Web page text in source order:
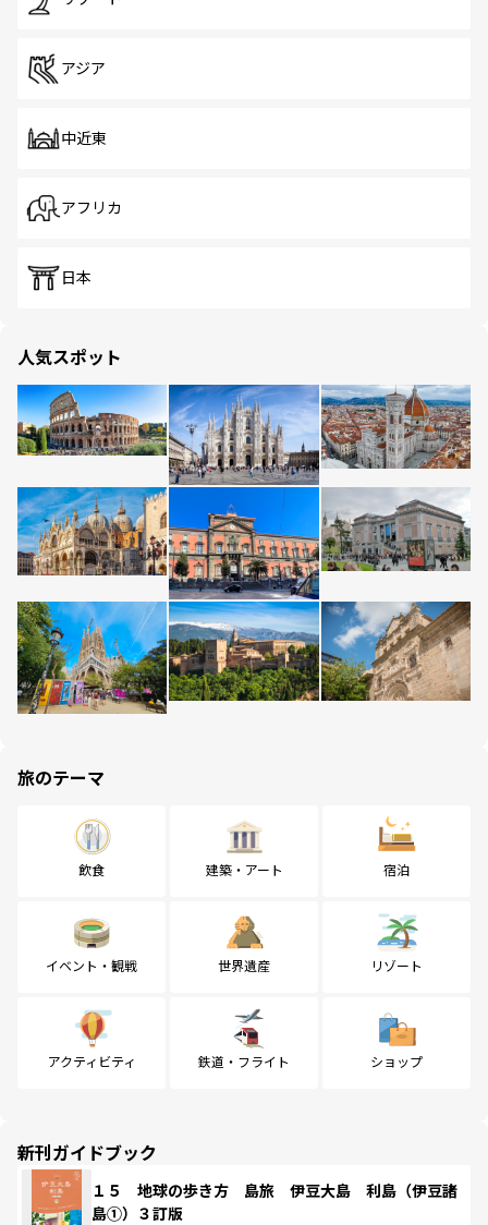
アジア
中近東
アフリカ
日本
人気スポット
旅のテーマ
飲食 建築・アート 宿泊
イベント・観戦 世界遺産 リゾート
アクティビティ 鉄道・フライト ショップ
新刊ガイドブック
１５ 地球の歩き方 島旅 伊豆大島 利島（伊豆諸
島①）３訂版